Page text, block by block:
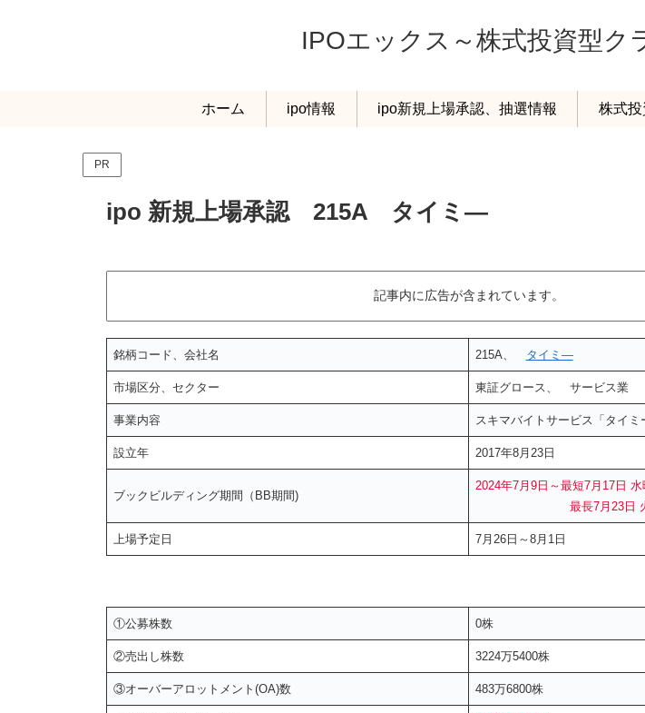
IPOエックス～株式投資型ク
ホーム ipo情報 ipo新規上場承認、抽選情報 株式
PR
ipo 新規上場承認 215A タイミ―
記事内に広告が含まれています。
銘柄コード、会社名 215A、 タイミ―
市場区分、セクター 東証グロース、 サービス業
事業内容 スキマバイトサービス「タイミ
設立年 2017年8月23日
ブックビルディング期間（BB期間)
2024年7月9日～最短7月17日 水
最長7月23日 火
上場予定日 7月26日～8月1日
①公募株数 0株
②売出し株数 3224万5400株
③オーバーアロットメント(OA)数 483万6800株